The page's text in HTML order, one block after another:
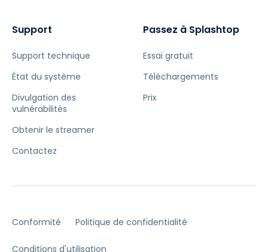
Support
Support technique
État du système
Divulgation des
vulnérabilités
Obtenir le streamer
Contactez
Passez à Splashtop
Essai gratuit
Téléchargements
Prix
Conformité Politique de confidentialité
Conditions d'utilisation